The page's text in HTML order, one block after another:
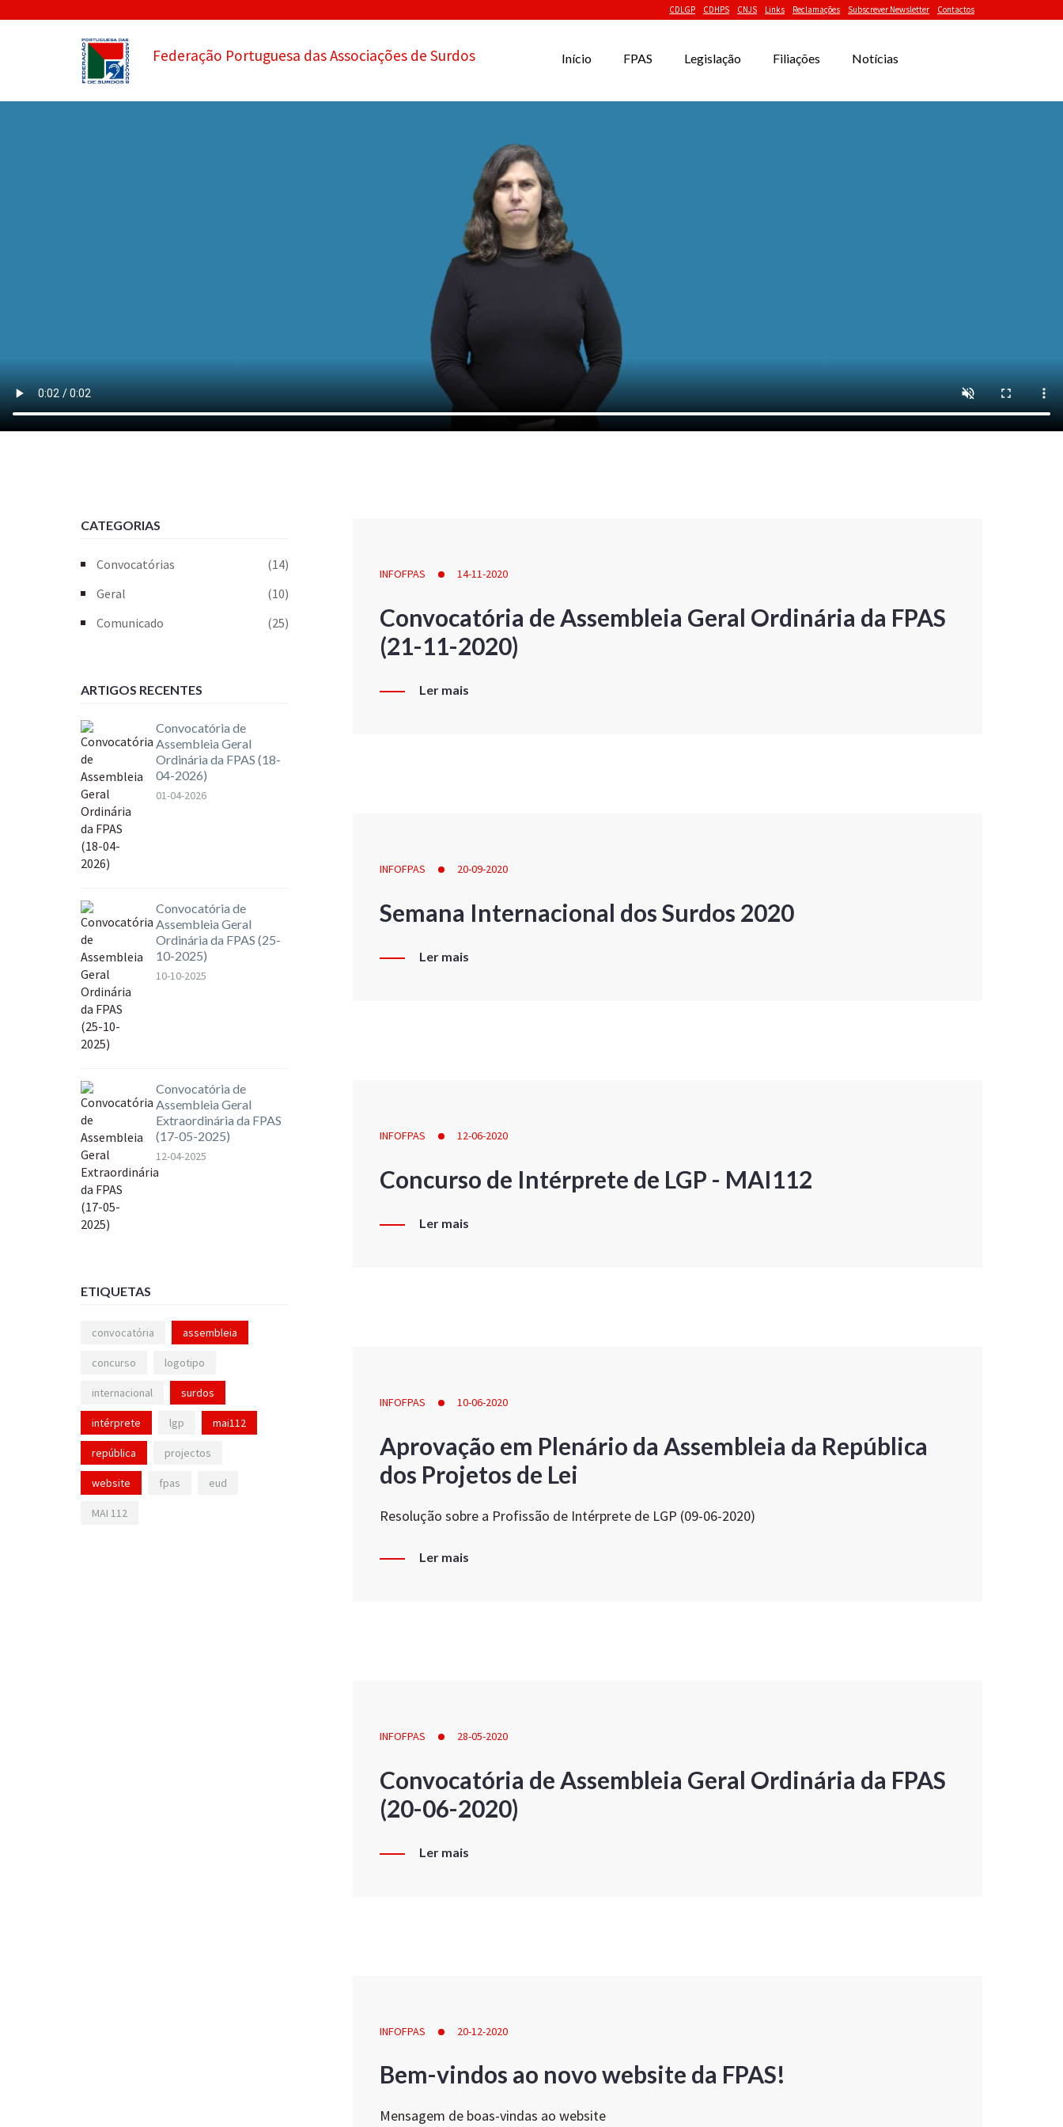
CDLGP CDHPS CNJS Links Reclamações Subscrever Newsletter Contactos
Federação Portuguesa das Associações de Surdos Início FPAS Legislação Filiações Notícias
INFOFPAS 14-11-2020
Convocatória de Assembleia Geral Ordinária da FPAS
(21-11-2020)
Ler mais
INFOFPAS 20-09-2020
Semana Internacional dos Surdos 2020
Ler mais
INFOFPAS 12-06-2020
Concurso de Intérprete de LGP - MAI112
Ler mais
INFOFPAS 10-06-2020
Aprovação em Plenário da Assembleia da República
dos Projetos de Lei
Resolução sobre a Profissão de Intérprete de LGP (09-06-2020)
Ler mais
INFOFPAS 28-05-2020
Convocatória de Assembleia Geral Ordinária da FPAS
(20-06-2020)
Ler mais
INFOFPAS 20-12-2020
Bem-vindos ao novo website da FPAS!
Mensagem de boas-vindas ao website
CATEGORIAS
Convocatórias
(14)
Geral
(10)
Comunicado
(25)
ARTIGOS RECENTES
Convocatória de
Assembleia Geral
Ordinária da FPAS (18-
04-2026)
01-04-2026
Convocatória de
Assembleia Geral
Ordinária da FPAS (25-
10-2025)
10-10-2025
Convocatória de
Assembleia Geral
Extraordinária da FPAS
(17-05-2025)
12-04-2025
ETIQUETAS
convocatória assembleia
concurso logotipo
internacional surdos
intérprete lgp mai112
república projectos
website fpas eud
MAI 112